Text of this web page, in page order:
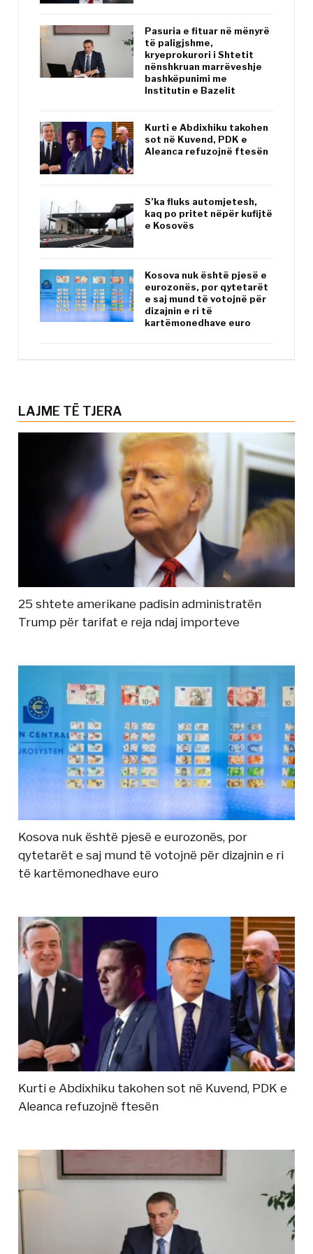
Pasuria e fituar në mënyrë
të paligjshme,
kryeprokurori i Shtetit
nënshkruan marrëveshje
bashkëpunimi me
Institutin e Bazelit
Kurti e Abdixhiku takohen
sot në Kuvend, PDK e
Aleanca refuzojnë ftesën
S’ka fluks automjetesh,
kaq po pritet nëpër kufijtë
e Kosovës
Kosova nuk është pjesë e
eurozonës, por qytetarët
e saj mund të votojnë për
dizajnin e ri të
kartëmonedhave euro
LAJME TË TJERA
25 shtete amerikane padisin administratën
Trump për tarifat e reja ndaj importeve
Kosova nuk është pjesë e eurozonës, por
qytetarët e saj mund të votojnë për dizajnin e ri
të kartëmonedhave euro
Kurti e Abdixhiku takohen sot në Kuvend, PDK e
Aleanca refuzojnë ftesën